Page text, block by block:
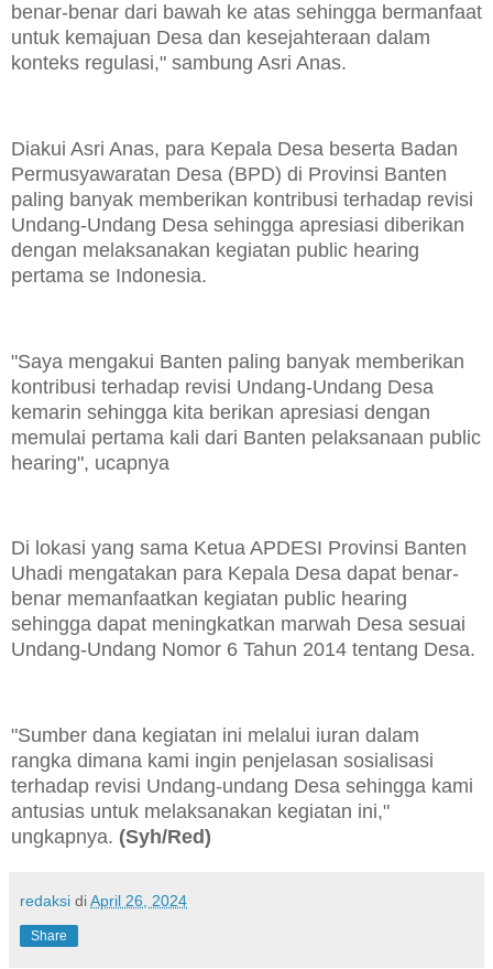
benar-benar dari bawah ke atas sehingga bermanfaat
untuk kemajuan Desa dan kesejahteraan dalam
konteks regulasi," sambung Asri Anas.
Diakui Asri Anas, para Kepala Desa beserta Badan
Permusyawaratan Desa (BPD) di Provinsi Banten
paling banyak memberikan kontribusi terhadap revisi
Undang-Undang Desa sehingga apresiasi diberikan
dengan melaksanakan kegiatan public hearing
pertama se Indonesia.
"Saya mengakui Banten paling banyak memberikan
kontribusi terhadap revisi Undang-Undang Desa
kemarin sehingga kita berikan apresiasi dengan
memulai pertama kali dari Banten pelaksanaan public
hearing", ucapnya
Di lokasi yang sama Ketua APDESI Provinsi Banten
Uhadi mengatakan para Kepala Desa dapat benar-
benar memanfaatkan kegiatan public hearing
sehingga dapat meningkatkan marwah Desa sesuai
Undang-Undang Nomor 6 Tahun 2014 tentang Desa.
"Sumber dana kegiatan ini melalui iuran dalam
rangka dimana kami ingin penjelasan sosialisasi
terhadap revisi Undang-undang Desa sehingga kami
antusias untuk melaksanakan kegiatan ini,"
ungkapnya. (Syh/Red)
redaksi diApril 26, 2024
Share